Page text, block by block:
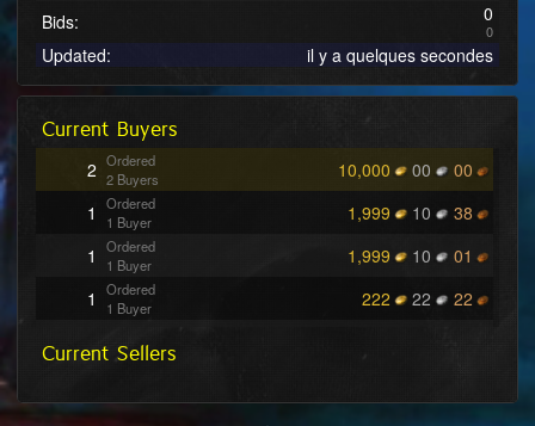
Bids: 0
0
Updated: il y a quelques secondes
Current Buyers
2 Ordered
2 Buyers
10,000 00
00
1
Ordered
1 Buyer
1,999 10
38
1
Ordered
1 Buyer
1,999 10
01
1
Ordered
1 Buyer
222 22
22
1 Buyer
Current Sellers